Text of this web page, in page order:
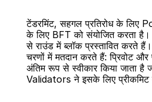
टेंडरमिंट, सहगल प्रतिरोध के लिए
के लिए BFT को संयोजित करता है।
से राउंड में ब्लॉक प्रस्तावित करते
चरणों में मतदान करते हैं: प्रिवोट
अंतिम रूप से स्वीकार किया जाता है
Validators ने इसके लिए प्रीकमिट